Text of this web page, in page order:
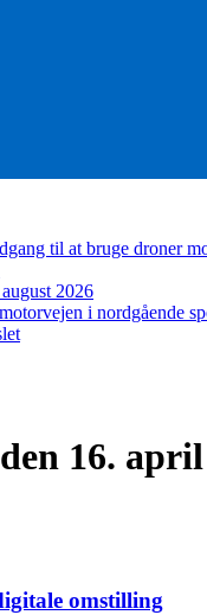
til at bruge droner
2026
i nordgående
16. april
omstilling